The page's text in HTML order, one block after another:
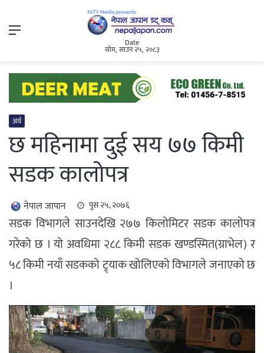
Menu
Date
सोम, साउन २५, २०८३
अर्थ
छ महिनामा दुई सय ७७ किमी
सडक कालोपत्र
नेपाल जापान पुस २५, २०७६
सडक विभागले साउनदेखि २७७ किलोमिटर सडक कालोपत्र
गरेको छ । यो अवधिमा २८८ किमी सडक खण्डस्मित(ग्राभेल) र
५८ किमी नयाँ सडकको ट्र्याक खोलिएको विभागले जनाएको छ
।